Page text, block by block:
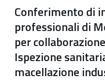
Conferimento di
professionali di
per
Ispezione
macellazione